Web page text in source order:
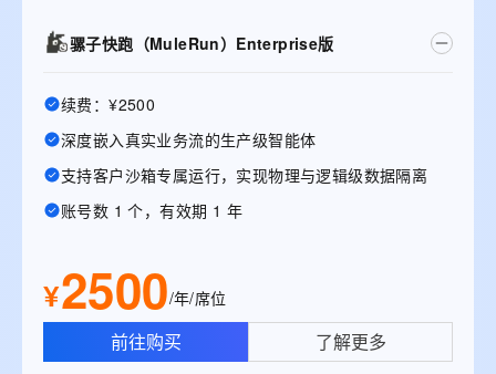
骡子快跑（MuleRun）Enterprise版
续费：¥2500
深度嵌入真实业务流的生产级智能体
支持客户沙箱专属运行，实现物理与逻辑级数据隔离
账号数 1 个，有效期 1 年
¥2500/年/席位
前往购买 了解更多